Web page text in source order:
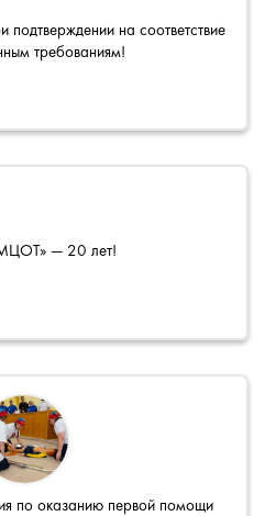
на соответствие
требованиям!
— 20 лет!
по оказанию первой помощи